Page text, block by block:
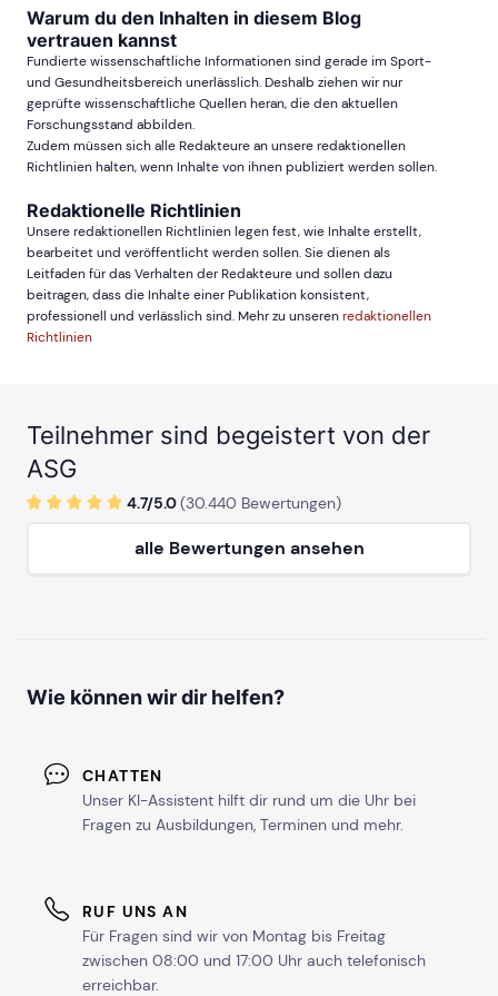
Warum du den Inhalten in diesem Blog
vertrauen kannst
Fundierte wissenschaftliche Informationen sind gerade im Sport-
und Gesundheitsbereich unerlässlich. Deshalb ziehen wir nur
geprüfte wissenschaftliche Quellen heran, die den aktuellen
Forschungsstand abbilden.
Zudem müssen sich alle Redakteure an unsere redaktionellen
Richtlinien halten, wenn Inhalte von ihnen publiziert werden sollen.
Redaktionelle Richtlinien
Unsere redaktionellen Richtlinien legen fest, wie Inhalte erstellt,
bearbeitet und veröffentlicht werden sollen. Sie dienen als
Leitfaden für das Verhalten der Redakteure und sollen dazu
beitragen, dass die Inhalte einer Publikation konsistent,
professionell und verlässlich sind. Mehr zu unserenredaktionellen
Richtlinien
Teilnehmer sind begeistert von der
ASG
4.7/5.0(30.440 Bewertungen)
alle Bewertungen ansehen
Wie können wir dir helfen?
CHATTEN
Unser KI-Assistent hilft dir rund um die Uhr bei
Fragen zu Ausbildungen, Terminen und mehr.
RUF UNS AN
Für Fragen sind wir von Montag bis Freitag
zwischen 08:00 und 17:00 Uhr auch telefonisch
erreichbar.